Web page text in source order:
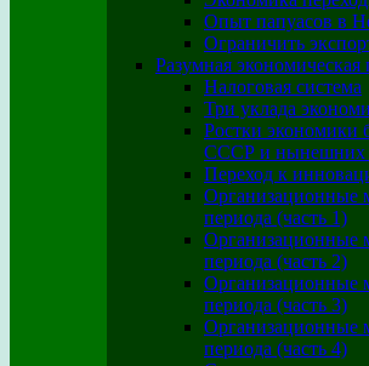
Опыт папуасов в
Ограничить
Разумная экономическая
Налоговая система
Три уклада
Ростки экономики
СССР и
Переход к
Организационные
периода (часть 1)
Организационные
периода (часть 2)
Организационные
периода (часть 3)
Организационные
периода (часть 4)